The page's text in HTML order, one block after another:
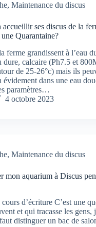
, Maintenance du discus
ses discus de la
Quarantaine?
ferme grandissent à l’eau
dure, calcaire (Ph7.5 et
de 25-26°c) mais ils
dans une eau
paramètres…
4 octobre 2023
, Maintenance du discus
mon aquarium à Discus
d’écriture C’est une
et qui tracasse les gens,
distinguer un bac de